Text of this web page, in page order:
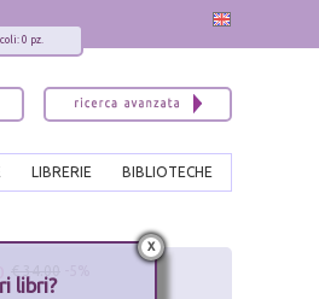
0 pz.
BIBLIOTECHE
LIBRERIE
x
libri?